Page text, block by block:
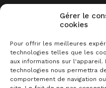
Gérer le
cookies
Pour offrir les meilleures
technologies telles que les
aux informations sur
technologies nous permettra
comportement de navigation
Sommaire
Description
Acheter le
Plus de liens